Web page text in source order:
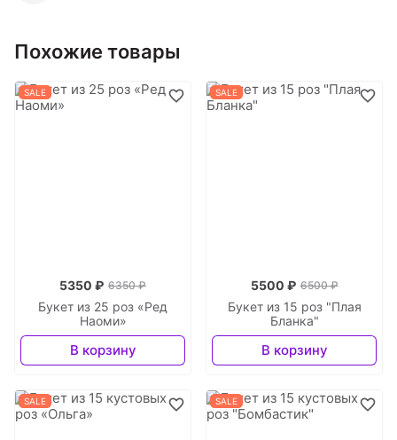
Похожие товары
SALE
Букет из 25 роз «Ред
Наоми»
5350 ₽ 6350 ₽
В корзину
SALE
Букет из 15 роз "Плая
Бланка"
5500 ₽ 6500 ₽
В корзину
SALE SALE